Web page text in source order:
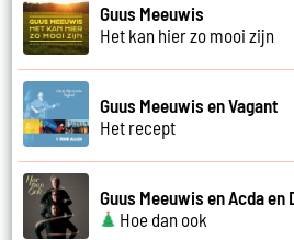
Guus Meeuwis
Het kan hier zo mooi zijn
Guus Meeuwis en Vagant
Het recept
Guus Meeuwis en Acda en
Hoe dan ook